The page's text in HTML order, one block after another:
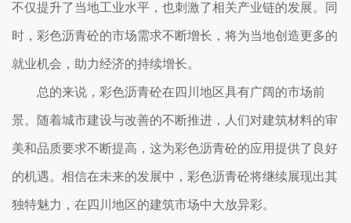
不仅提升了当地工业水平，也刺激了相关产业链的发展。同
时，彩色沥青砼的市场需求不断增长，将为当地创造更多的
就业机会，助力经济的持续增长。
总的来说，彩色沥青砼在四川地区具有广阔的市场前
景。随着城市建设与改善的不断推进，人们对建筑材料的审
美和品质要求不断提高，这为彩色沥青砼的应用提供了良好
的机遇。相信在未来的发展中，彩色沥青砼将继续展现出其
独特魅力，在四川地区的建筑市场中大放异彩。